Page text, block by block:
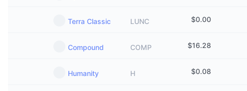
Terra Classic LUNC $0.00
Compound COMP $16.28
Humanity H $0.08